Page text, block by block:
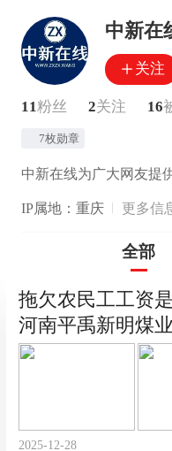
中新在
关注
11粉丝 2关注 16
7枚勋章
中新在线为广大网友提
IP属地：重庆 更多信
全部
拖欠农民工工资
河南平禹新明煤
2025-12-28